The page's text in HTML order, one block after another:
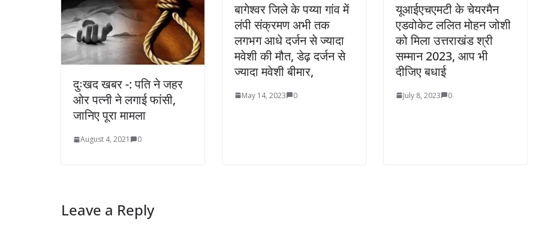
दुःखद खबर -: पति ने जहर
ओर पत्नी ने लगाई फांसी,
जानिए पूरा मामला
August 4, 2021 0
बागेश्वर जिले के पय्या गांव में
लंपी संक्रमण अभी तक
लगभग आधे दर्जन से ज्यादा
मवेशी की मौत, डेढ़ दर्जन से
ज्यादा मवेशी बीमार,
May 14, 2023 0
यूआईएचएमटी के चेयरमैन
एडवोकेट ललित मोहन जोशी
को मिला उत्तराखंड श्री
सम्मान 2023, आप भी
दीजिए बधाई
July 8, 2023 0
Leave a Reply